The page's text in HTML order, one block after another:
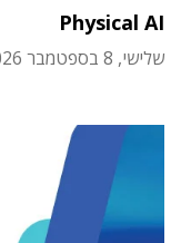
Physical AI
שלישי, 8 בספטמבר 2026